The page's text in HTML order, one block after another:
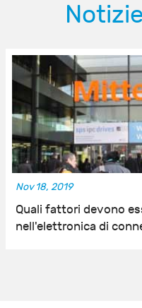
Nov 18, 2019
Quali fattori devono
nell'elettronica di